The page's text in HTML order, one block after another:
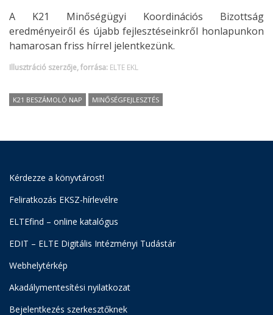
A K21 Minőségügyi Koordinációs Bizottság
eredményeiről és újabb fejlesztéseinkről honlapunkon
hamarosan friss hírrel jelentkezünk.
Illusztráció szerzője, forrása: ELTE EKL
K21 BESZÁMOLÓ NAP MINŐSÉGFEJLESZTÉS
Kérdezze a könyvtárost!
Feliratkozás EKSZ-hírlevélre
ELTEfind – online katalógus
EDIT – ELTE Digitális Intézményi Tudástár
Webhelytérkép
Akadálymentesítési nyilatkozat
Bejelentkezés szerkesztőknek